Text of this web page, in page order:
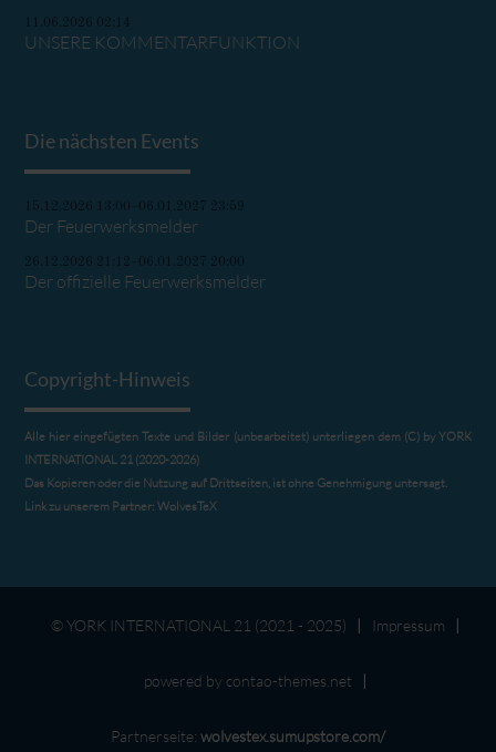
11.06.2026 02:14
UNSERE KOMMENTARFUNKTION
Die nächsten Events
15.12.2026 13:00–06.01.2027 23:59
Der Feuerwerksmelder
26.12.2026 21:12–06.01.2027 20:00
Der offizielle Feuerwerksmelder
Copyright-Hinweis
Alle hier eingefügten Texte und Bilder (unbearbeitet) unterliegen dem (C) by YORK
INTERNATIONAL 21 (2020-2026)
Das Kopieren oder die Nutzung auf Drittseiten, ist ohne Genehmigung untersagt.
Link zu unserem Partner:WolvesTeX
© YORK INTERNATIONAL 21 (2021 - 2025) Impressum
powered by contao-themes.net
Partnerseite: wolvestex.sumupstore.com/